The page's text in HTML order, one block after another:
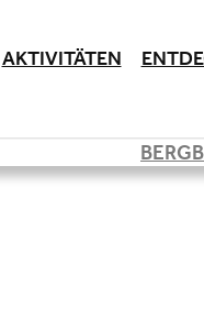
AKTIVITÄTEN